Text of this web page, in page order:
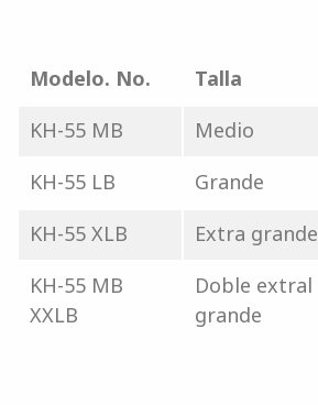
Modelo. No. Talla
KH-55 MB
Medio
KH-55 LB
Grande
KH-55 XLB
Extra grande
KH-55 MB
XXLB
Doble extral
grande